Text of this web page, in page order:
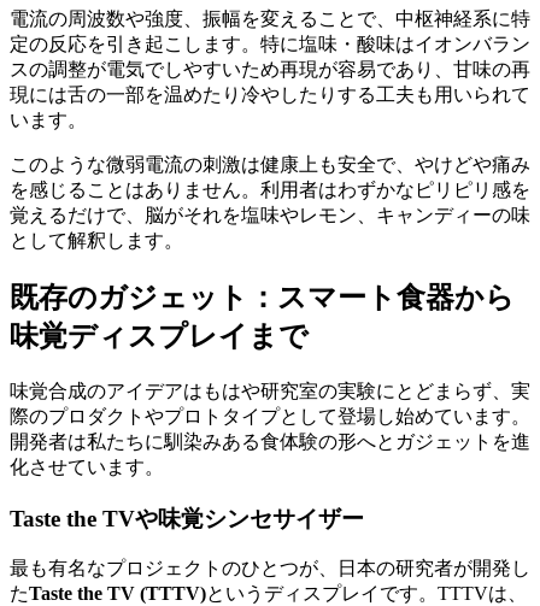
電流の周波数や強度、振幅を変えることで、中枢神経系に特
定の反応を引き起こします。特に塩味・酸味はイオンバラン
スの調整が電気でしやすいため再現が容易であり、甘味の再
現には舌の一部を温めたり冷やしたりする工夫も用いられて
います。
このような微弱電流の刺激は健康上も安全で、やけどや痛み
を感じることはありません。利用者はわずかなピリピリ感を
覚えるだけで、脳がそれを塩味やレモン、キャンディーの味
として解釈します。
既存のガジェット：スマート食器から
味覚ディスプレイまで
味覚合成のアイデアはもはや研究室の実験にとどまらず、実
際のプロダクトやプロトタイプとして登場し始めています。
開発者は私たちに馴染みある食体験の形へとガジェットを進
化させています。
Taste the TVや味覚シンセサイザー
最も有名なプロジェクトのひとつが、日本の研究者が開発し
たTaste the TV (TTTV)というディスプレイです。TTTVは、